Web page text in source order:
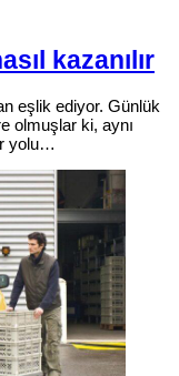
kazanılır
eşlik ediyor. Günlük
olmuşlar ki, aynı
yolu…